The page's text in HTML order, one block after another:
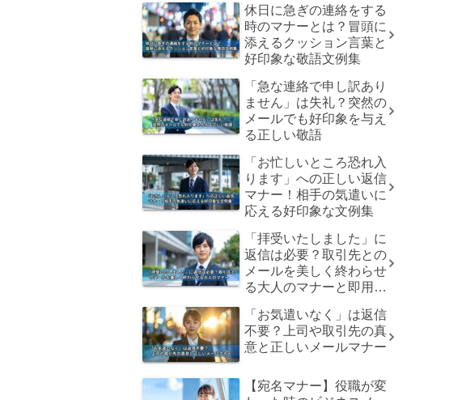
休日に急ぎの連絡をする
時のマナーとは？冒頭に
添えるクッション言葉と
好印象な敬語文例集
「急な連絡で申し訳あり
ません」は失礼？突然の
メールでも好印象を与え
る正しい敬語
「お忙しいところ恐れ入
ります」への正しい返信
マナー！相手の気遣いに
応える好印象な文例集
「拝受いたしました」に
返信は必要？取引先との
メールを美しく終わらせ
る大人のマナーと即用文
「お気遣いなく」は返信
不要？上司や取引先の真
意と正しいメールマナー
【宛名マナー】役職が変